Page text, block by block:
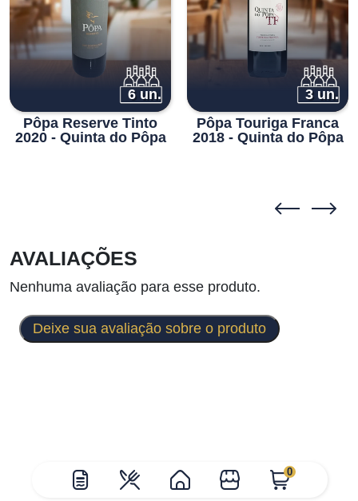
0
6 un.
Pôpa Reserve Tinto
2020 - Quinta do Pôpa
3 un.
Pôpa Touriga Franca
2018 - Quinta do Pôpa
AVALIAÇÕES
Nenhuma avaliação para esse produto.
Deixe sua avaliação sobre o produto